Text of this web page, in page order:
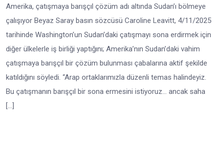
Amerika, çatışmaya barışçıl çözüm adı altında Sudan’ı bölmeye
çalışıyor Beyaz Saray basın sözcüsü Caroline Leavitt, 4/11/2025
tarihinde Washington’un Sudan’daki çatışmayı sona erdirmek için
diğer ülkelerle iş birliği yaptığını; Amerika’nın Sudan’daki vahim
çatışmaya barışçıl bir çözüm bulunması çabalarına aktif şekilde
katıldığını söyledi. “Arap ortaklarımızla düzenli temas halindeyiz.
Bu çatışmanın barışçıl bir sona ermesini istiyoruz… ancak saha
[…]